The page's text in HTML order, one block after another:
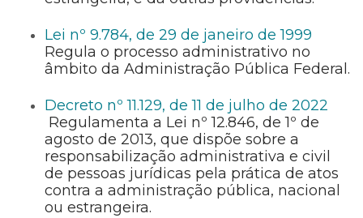
Lei nº 9.784, de 29 de janeiro de 1999
Regula o processo administrativo no
âmbito da Administração Pública Federal.
Decreto nº 11.129, de 11 de julho de 2022
Regulamenta a Lei nº 12.846, de 1º de
agosto de 2013, que dispõe sobre a
responsabilização administrativa e civil
de pessoas jurídicas pela prática de atos
contra a administração pública, nacional
ou estrangeira.